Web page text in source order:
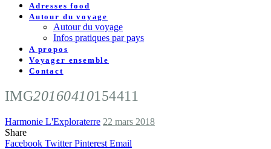
Adresses food
Autour du voyage
Autour du voyage
Infos pratiques par pays
A propos
Voyager ensemble
Contact
IMG20160410154411
Harmonie L'Exploraterre 22 mars 2018
Share
Facebook Twitter Pinterest Email